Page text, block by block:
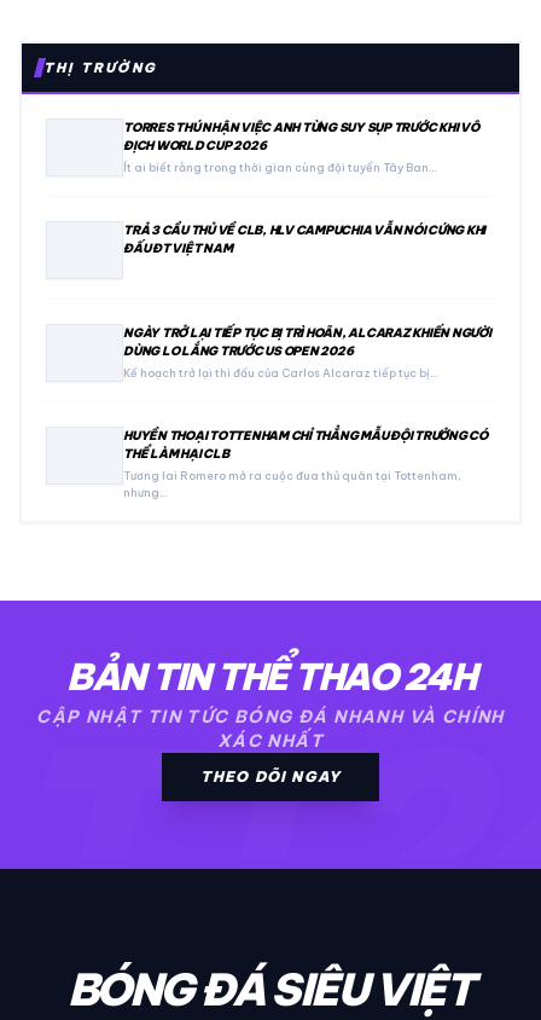
THỊ TRƯỜNG
TORRES THÚ NHẬN VIỆC ANH TỪNG SUY SỤP TRƯỚC KHI VÔ
ĐỊCH WORLD CUP 2026
Ít ai biết rằng trong thời gian cùng đội tuyển Tây Ban…
TRẢ 3 CẦU THỦ VỀ CLB, HLV CAMPUCHIA VẪN NÓI CỨNG KHI
ĐẤU ĐT VIỆT NAM
NGÀY TRỞ LẠI TIẾP TỤC BỊ TRÌ HOÃN, ALCARAZ KHIẾN NGƯỜI
DÙNG LO LẮNG TRƯỚC US OPEN 2026
Kế hoạch trở lại thi đấu của Carlos Alcaraz tiếp tục bị…
HUYỀN THOẠI TOTTENHAM CHỈ THẲNG MẪU ĐỘI TRƯỞNG CÓ
THỂ LÀM HẠI CLB
Tương lai Romero mở ra cuộc đua thủ quân tại Tottenham,
nhưng…
BẢN TIN THỂ THAO 24H
CẬP NHẬT TIN TỨC BÓNG ĐÁ NHANH VÀ CHÍNH
XÁC NHẤT
THEO DÕI NGAY
BÓNG ĐÁ SIÊU VIỆT